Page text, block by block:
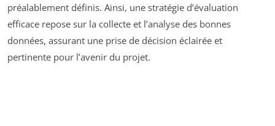
préalablement définis. Ainsi, une stratégie d’évaluation
efficace repose sur la collecte et l’analyse des bonnes
données, assurant une prise de décision éclairée et
pertinente pour l’avenir du projet.